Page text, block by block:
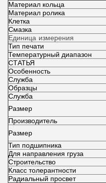
Материал кольца
Материал ролика
Клетка
Смазка
Единица измерения
Тип печати
Температурный диапазон
СТАТЬЯ
Особенность
Служба
Образцы
Служба
Размер
Производитель
Размер
Тип подшипника
Для направления груза
Строительство
Класс толерантности
Радиальный просвет